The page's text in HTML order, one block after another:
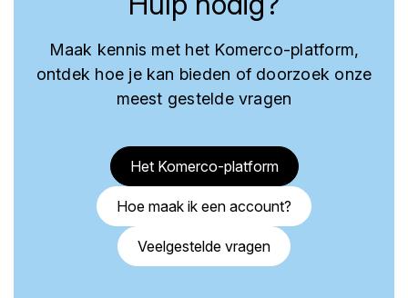
Maak kennis met het Komerco-platform,
ontdek hoe je kan bieden of doorzoek onze
meest gestelde vragen
Het Komerco-platform
Hoe maak ik een account?
Veelgestelde vragen